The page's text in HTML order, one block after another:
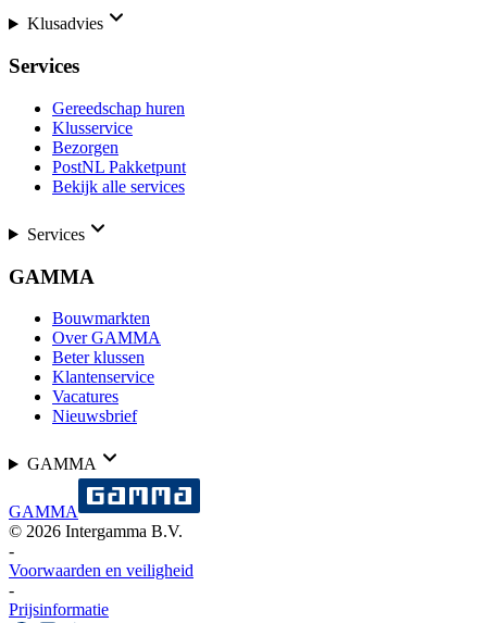
Klusadvies
Services
Gereedschap huren
Klusservice
Bezorgen
PostNL Pakketpunt
Bekijk alle services
Services
GAMMA
Bouwmarkten
Over GAMMA
Beter klussen
Klantenservice
Vacatures
Nieuwsbrief
GAMMA
GAMMA
© 2026 Intergamma B.V.
-
Voorwaarden en veiligheid
-
Prijsinformatie